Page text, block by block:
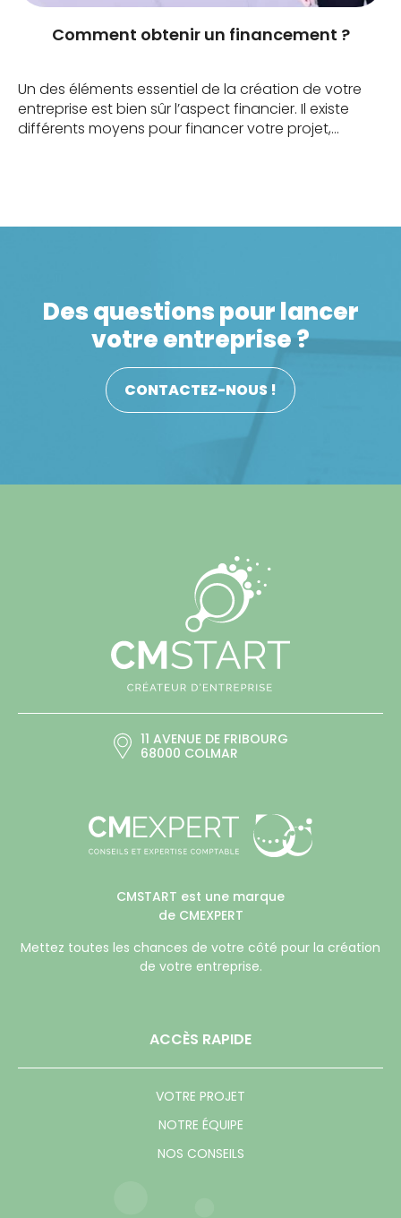
Comment obtenir un financement ?
Un des éléments essentiel de la création de votre
entreprise est bien sûr l’aspect financier. Il existe
différents moyens pour financer votre projet,
Des questions pour lancer
votre entreprise ?
CONTACTEZ-NOUS !
11 AVENUE DE FRIBOURG
68000 COLMAR
CMSTART est une marque
de CMEXPERT
Mettez toutes les chances de votre côté pour la création
de votre entreprise.
ACCÈS RAPIDE
VOTRE PROJET
NOTRE ÉQUIPE
NOS CONSEILS